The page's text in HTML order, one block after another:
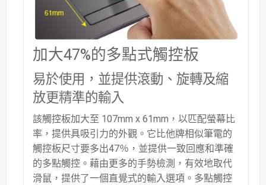
加大47%的多點式觸控板
易於使用，並提供滾動、旋轉及縮
放更精準的輸入
該觸控板加大至 107mm x 61mm，以匹配螢幕比
率，提供具吸引力的外觀。它比他牌相似筆電的
觸控板尺寸要多出47％，並提供一致回應和準確
的多點觸控。藉由更多的手勢檢測，有效地取代
滑鼠，提供了一個直覺式的輸入選項。多點觸控